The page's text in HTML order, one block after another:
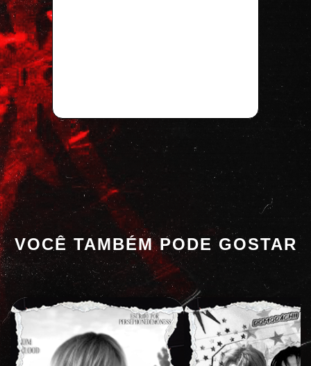
VOCÊ TAMBÉM PODE GOSTAR